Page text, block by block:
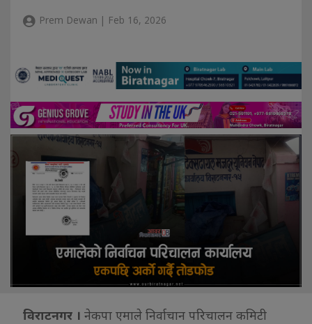
Prem Dewan | Feb 16, 2026
विराटनगर । नेकपा एमाले निर्वाचान परिचालन कमिटी